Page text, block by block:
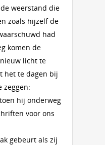
weerstand die
zoals hijzelf de
had
komen de
licht te
het te dagen bij
zeggen:
hij onderweg
voor ons
gebeurt als zij